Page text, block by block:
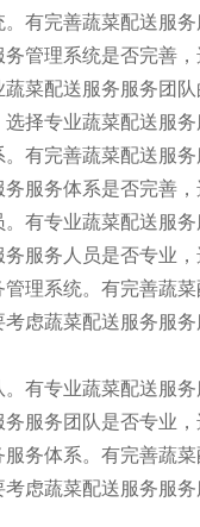
有完善蔬菜配送服
管理系统是否完善
菜配送服务服务团
择专业蔬菜配送服务
有完善蔬菜配送服
服务体系是否完善
有专业蔬菜配送服
服务人员是否专业
理系统。有完善蔬
虑蔬菜配送服务服
有专业蔬菜配送服
服务团队是否专业
务体系。有完善蔬
虑蔬菜配送服务服